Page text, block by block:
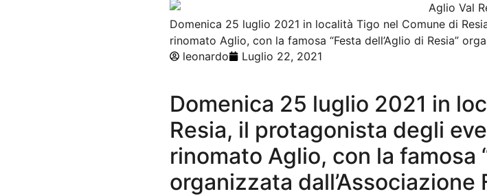
Domenica 25 luglio 2021 in località Tigo nel Comune di
rinomato Aglio, con la famosa “Festa dell’Aglio di Resia”
leonardo
Luglio 22, 2021
Domenica 25 luglio 2021 in
Resia, il protagonista degli
rinomato Aglio, con la famosa
organizzata dall’Associazione